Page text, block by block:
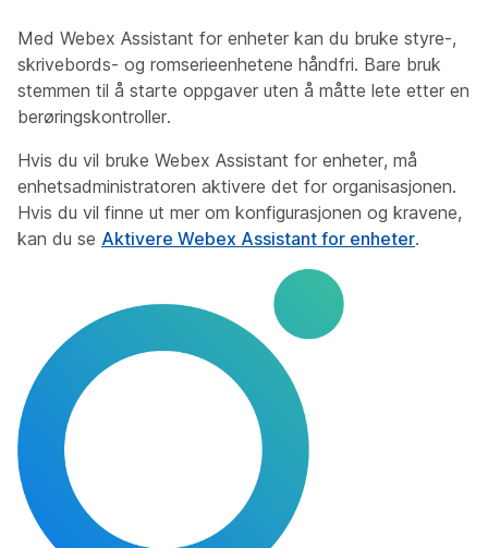
Med Webex Assistant for enheter kan du bruke styre-,
skrivebords- og romserieenhetene håndfri. Bare bruk
stemmen til å starte oppgaver uten å måtte lete etter en
berøringskontroller.
Hvis du vil bruke Webex Assistant for enheter, må
enhetsadministratoren aktivere det for organisasjonen.
Hvis du vil finne ut mer om konfigurasjonen og kravene,
kan du se Aktivere Webex Assistant for enheter.